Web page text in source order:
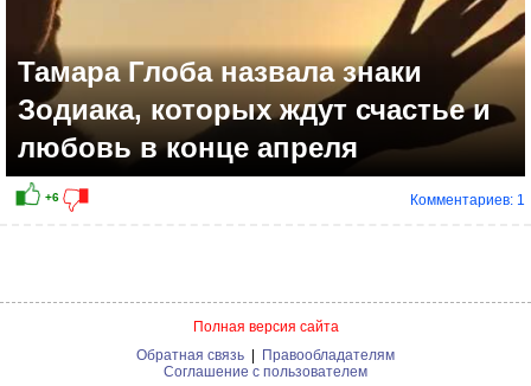
Тамара Глоба назвала знаки
Зодиака, которых ждут счастье и
любовь в конце апреля
Комментариев: 1
Полная версия сайта
Обратная связь | Правообладателям
Соглашение с пользователем